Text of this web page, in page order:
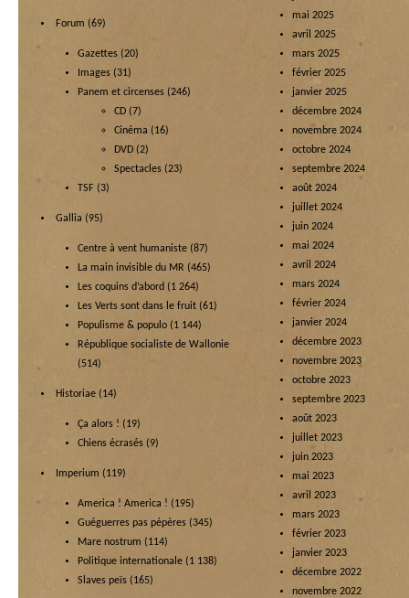
Forum (69)
Gazettes (20)
Images (31)
Panem et circenses (246)
CD (7)
Cinéma (16)
DVD (2)
Spectacles (23)
TSF (3)
Gallia (95)
Centre à vent humaniste (87)
La main invisible du MR (465)
Les coquins d’abord (1 264)
Les Verts sont dans le fruit (61)
Populisme & populo (1 144)
République socialiste de Wallonie
(514)
Historiae (14)
Ça alors ! (19)
Chiens écrasés (9)
Imperium (119)
America ! America ! (195)
Guéguerres pas pépères (345)
Mare nostrum (114)
Politique internationale (1 138)
Slaves peïs (165)
mai 2025
avril 2025
mars 2025
février 2025
janvier 2025
décembre 2024
novembre 2024
octobre 2024
septembre 2024
août 2024
juillet 2024
juin 2024
mai 2024
avril 2024
mars 2024
février 2024
janvier 2024
décembre 2023
novembre 2023
octobre 2023
septembre 2023
août 2023
juillet 2023
juin 2023
mai 2023
avril 2023
mars 2023
février 2023
janvier 2023
décembre 2022
novembre 2022